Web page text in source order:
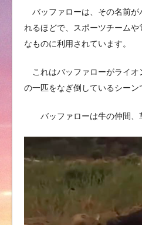
バッファローは、その名前が
れるほどで、スポーツチーム
なものに利用されています。
これはバッファローがライオ
の一匹をなぎ倒しているシーン
バッファローは牛の仲間、